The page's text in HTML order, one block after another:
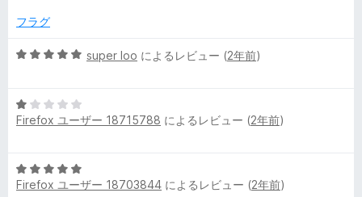
i
o
n
の
価
5
評
フラグ
5
中
5
価
super loo によるレビュー (2年前)
5
段
1
の
Firefox ユーザー 18715788 によるレビュー (2年前)
5
段
Firefox ユーザー 18703844 によるレビュー (2年前)